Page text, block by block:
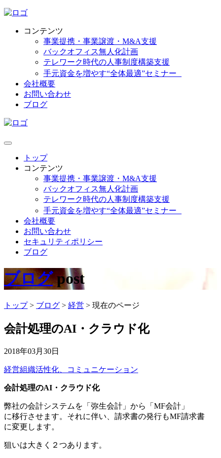
コンテンツ
事業提携・事業譲渡・M&A支援
バックオフィス無人化計画
テレワーク時代の人事制度構築支援
手元資金を増やす“全体最適”セミナー
会社概要
お問い合わせ
ブログ
トップ
コンテンツ
事業提携・事業譲渡・M&A支援
バックオフィス無人化計画
テレワーク時代の人事制度構築支援
手元資金を増やす“全体最適”セミナー
会社概要
お問い合わせ
セキュリティポリシー
ブログ
ブログ post
トップ> ブログ > 経営 > 現在のページ
会計処理のAI・クラウド化
2018年03月30日
経営組織活性化、コミュニケーション
会計処理のAI・クラウド化
弊社の会計システムを「弥生会計」から「MF会計」
に移行させます。それに伴い、請求書の発行もMF請求書
に変更します。
狙いは大きく２つあります。